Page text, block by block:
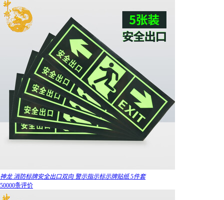
神龙 消防标牌安全出口双向 警示指示标示牌贴纸 5件套
50000条评价